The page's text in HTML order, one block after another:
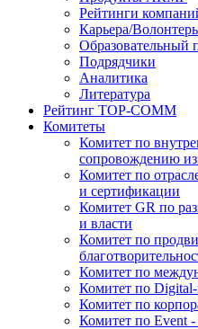
Рейтинги
Карьера/
Образовательный
Подрядчики
Аналитика
Литература
Рейтинг TOP-COMM
Комитеты
Комитет по
сопровождению
Комитет по
и сертификации
Комитет GR по
и власти
Комитет по
Комитет по
Комитет по
Комитет по
Комитет по Event